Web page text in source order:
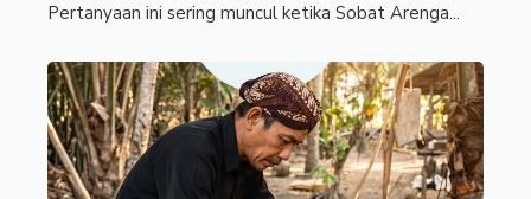
Pertanyaan ini sering muncul ketika Sobat Arenga...